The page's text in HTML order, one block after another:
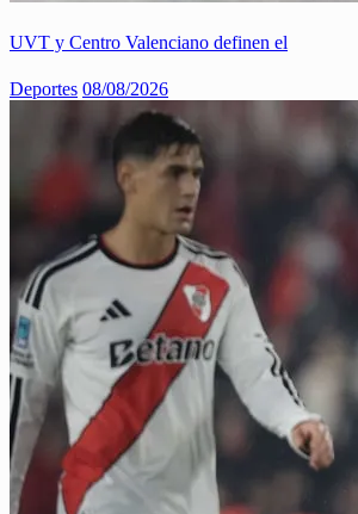
UVT y Centro Valenciano definen el
Deportes 08/08/2026